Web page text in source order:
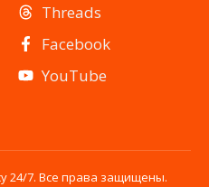
Threads
Facebook
YouTube
24/7. Все права защищены.